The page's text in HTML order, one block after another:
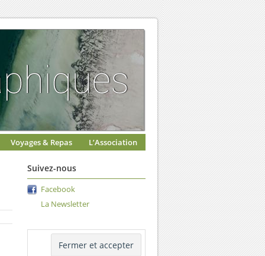
Voyages & Repas L’Association
Suivez-nous
Facebook
La Newsletter